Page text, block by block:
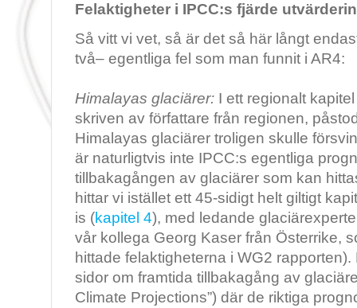
Felaktigheter i IPCC:s fjärde
Så vitt vi vet, så är det så här långt
två– egentliga fel som man funnit i AR4:
Himalayas glaciärer: I ett regionalt
skriven av författare från regionen,
Himalayas glaciärer troligen skulle
är naturligtvis inte IPCC:s egentliga
tillbakagången av glaciärer som kan
hittar vi istället ett 45-sidigt helt giltigt
is (kapitel 4), med ledande
vår kollega Georg Kaser från Österrike,
hittade felaktigheterna i WG2
sidor om framtida tillbakagång av
Climate Projections”) där de riktiga